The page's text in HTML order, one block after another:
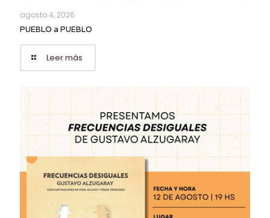
agosto 4, 2026
PUEBLO a PUEBLO
Leer más